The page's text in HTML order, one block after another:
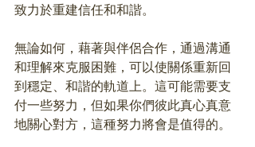
致力於重建信任和和諧。
無論如何，藉著與伴侶合作，通過溝通
和理解來克服困難，可以使關係重新回
到穩定、和諧的軌道上。這可能需要支
付一些努力，但如果你們彼此真心真意
地關心對方，這種努力將會是值得的。